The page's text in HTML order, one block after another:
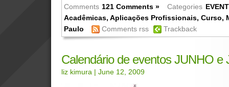
Comments 121 Comments » Categories
Acadêmicas, Aplicações Profissionais, Curso,
Paulo
Comments rss Trackback
Calendário de eventos JUNHO e
liz kimura | June 12, 2009